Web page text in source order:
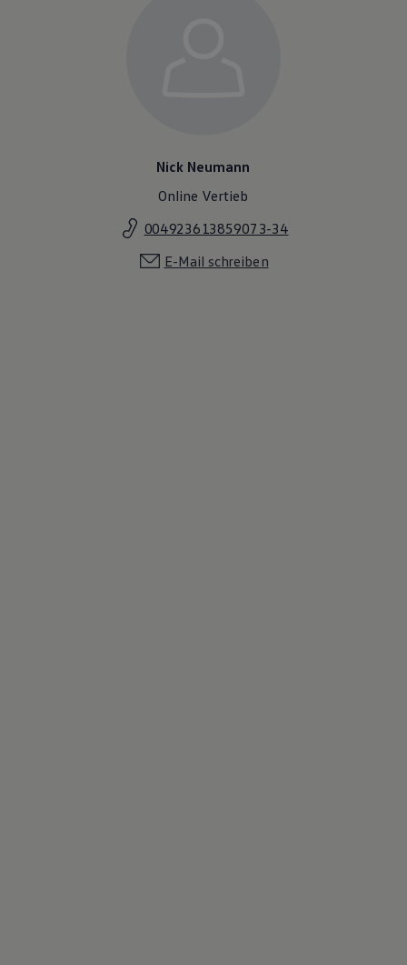
Nick Neumann
Online Vertieb
004923613859073-34
E-Mail schreiben